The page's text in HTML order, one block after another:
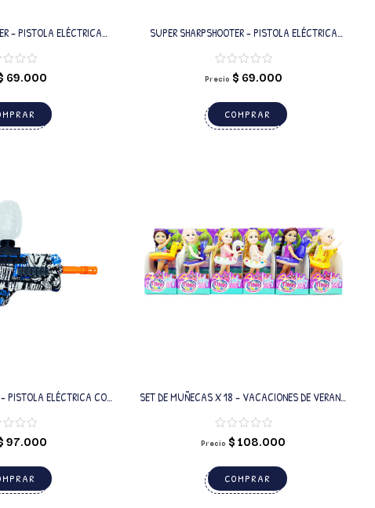
– PISTOLA ELÉCTRICA
DE GEL
69.000
SUPER SHARPSHOOTER – PISTOLA ELÉCTRICA
ORANGE CON BALINES DE GEL
Precio $ 69.000
COMPRAR
PISTOLA ELÉCTRICA CON
DE GEL
97.000
SET DE MUÑECAS X 18 – VACACIONES DE VERANO
6 MOTIVOS
Precio $108.000
COMPRAR